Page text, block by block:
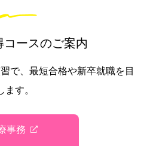
ースのご案内
で、最短合格や新卒就職を目
ます。
事務